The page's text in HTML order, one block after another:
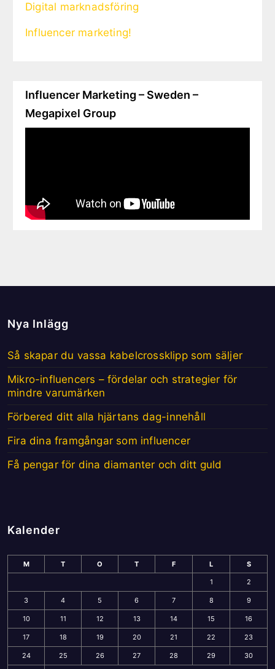
Digital marknadsföring
Influencer marketing!
Influencer Marketing – Sweden –
Megapixel Group
Nya Inlägg
Så skapar du vassa kabelcrossklipp som säljer
Mikro-influencers – fördelar och strategier för
mindre varumärken
Förbered ditt alla hjärtans dag-innehåll
Fira dina framgångar som influencer
Få pengar för dina diamanter och ditt guld
Kalender
M T O T F L S
1 2
3 4 5 6 7 8 9
10 11 12 13 14 15 16
17 18 19 20 21 22 23
24 25 26 27 28 29 30